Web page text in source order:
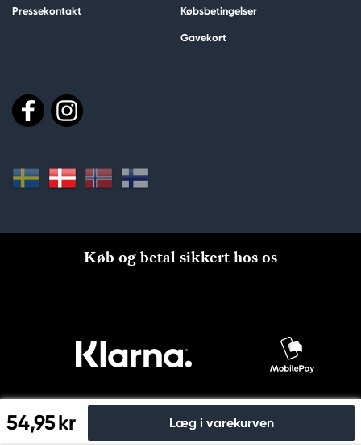
54,95 kr Læg i varekurven
Pressekontakt Købsbetingelser
Gavekort
Køb og betal sikkert hos os